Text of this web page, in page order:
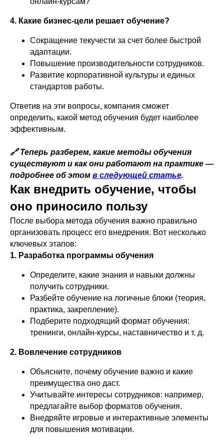
4. Какие бизнес-цели решает обучение?
Сокращение текучести за счет более быстрой
адаптации.
Повышение производительности сотрудников.
Развитие корпоративной культуры и единых
стандартов работы.
Ответив на эти вопросы, компания сможет
определить, какой метод обучения будет наиболее
эффективным.
🔗 Теперь разберем, какие методы обучения
существуют и как они работают на практике —
подробнее об этом в следующей статье.
Как внедрить обучение, чтобы
оно приносило пользу
После выбора метода обучения важно правильно
организовать процесс его внедрения. Вот несколько
ключевых этапов:
1. Разработка программы обучения
Определите, какие знания и навыки должны
получить сотрудники.
Разбейте обучение на логичные блоки (теория,
практика, закрепление).
Подберите подходящий формат обучения:
тренинги, онлайн-курсы, наставничество и т. д.
2. Вовлечение сотрудников
Объясните, почему обучение важно и какие
преимущества оно даст.
Учитывайте интересы сотрудников: например,
предлагайте выбор форматов обучения.
Внедряйте игровые и интерактивные элементы
для повышения мотивации.